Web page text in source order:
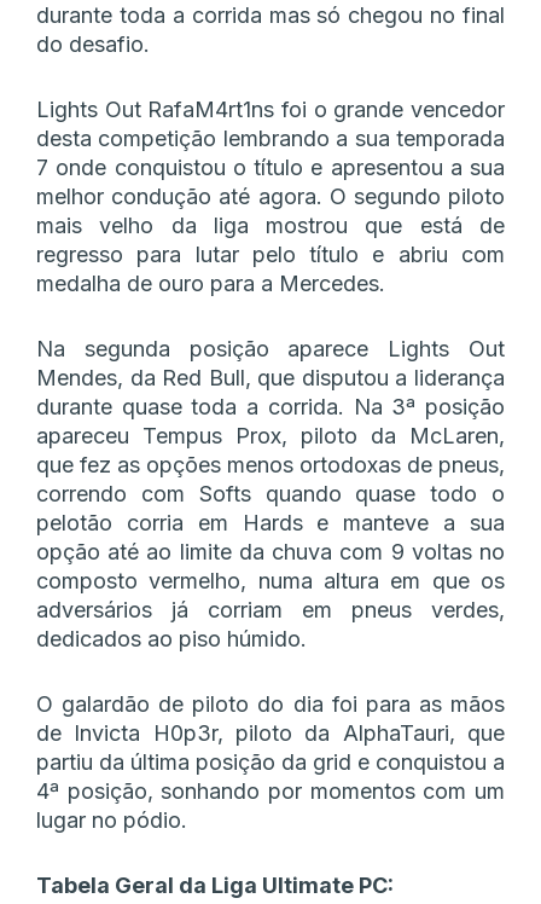
durante toda a corrida mas só chegou no final
do desafio.
Lights Out RafaM4rt1ns foi o grande vencedor
desta competição lembrando a sua temporada
7 onde conquistou o título e apresentou a sua
melhor condução até agora. O segundo piloto
mais velho da liga mostrou que está de
regresso para lutar pelo título e abriu com
medalha de ouro para a Mercedes.
Na segunda posição aparece Lights Out
Mendes, da Red Bull, que disputou a liderança
durante quase toda a corrida. Na 3ª posição
apareceu Tempus Prox, piloto da McLaren,
que fez as opções menos ortodoxas de pneus,
correndo com Softs quando quase todo o
pelotão corria em Hards e manteve a sua
opção até ao limite da chuva com 9 voltas no
composto vermelho, numa altura em que os
adversários já corriam em pneus verdes,
dedicados ao piso húmido.
O galardão de piloto do dia foi para as mãos
de Invicta H0p3r, piloto da AlphaTauri, que
partiu da última posição da grid e conquistou a
4ª posição, sonhando por momentos com um
lugar no pódio.
Tabela Geral da Liga Ultimate PC: